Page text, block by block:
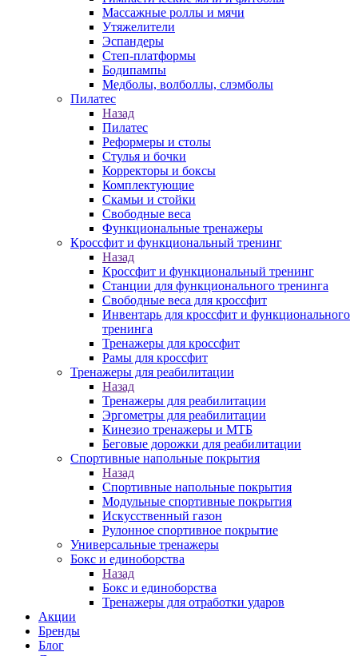
Массажные роллы и мячи
Утяжелители
Эспандеры
Степ-платформы
Бодипампы
Медболы, волболлы, слэмболы
Пилатес
Назад
Пилатес
Реформеры и столы
Стулья и бочки
Корректоры и боксы
Комплектующие
Скамьи и стойки
Свободные веса
Функциональные тренажеры
Кроссфит и функциональный тренинг
Назад
Кроссфит и функциональный тренинг
Станции для функционального тренинга
Свободные веса для кроссфит
Инвентарь для кроссфит и функционального
тренинга
Тренажеры для кроссфит
Рамы для кроссфит
Тренажеры для реабилитации
Назад
Тренажеры для реабилитации
Эргометры для реабилитации
Кинезио тренажеры и МТБ
Беговые дорожки для реабилитации
Спортивные напольные покрытия
Назад
Спортивные напольные покрытия
Модульные спортивные покрытия
Искусственный газон
Рулонное спортивное покрытие
Универсальные тренажеры
Бокс и единоборства
Назад
Бокс и единоборства
Тренажеры для отработки ударов
Акции
Бренды
Блог